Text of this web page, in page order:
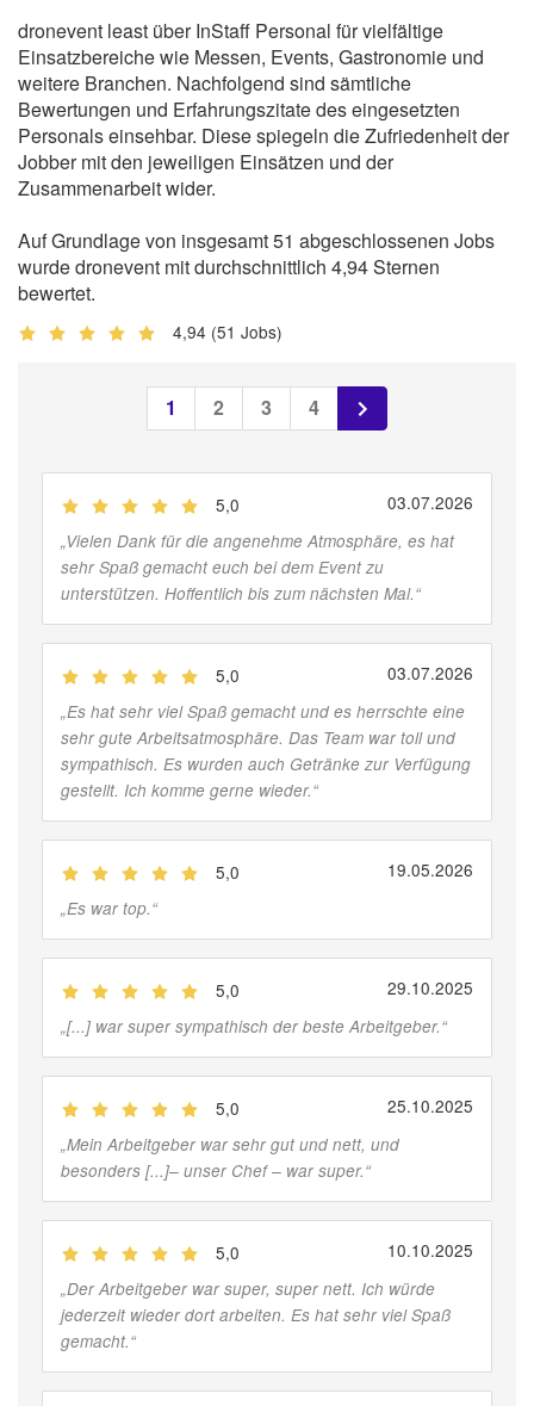
dronevent least über InStaff Personal für vielfältige
Einsatzbereiche wie Messen, Events, Gastronomie und
weitere Branchen. Nachfolgend sind sämtliche
Bewertungen und Erfahrungszitate des eingesetzten
Personals einsehbar. Diese spiegeln die Zufriedenheit der
Jobber mit den jeweiligen Einsätzen und der
Zusammenarbeit wider.
Auf Grundlage von insgesamt 51 abgeschlossenen Jobs
wurde dronevent mit durchschnittlich 4,94 Sternen
bewertet.
4,94 (51 Jobs)
1 2 3 4
5,0 03.07.2026
„Vielen Dank für die angenehme Atmosphäre, es hat
sehr Spaß gemacht euch bei dem Event zu
unterstützen. Hoffentlich bis zum nächsten Mal.“
5,0 03.07.2026
„Es hat sehr viel Spaß gemacht und es herrschte eine
sehr gute Arbeitsatmosphäre. Das Team war toll und
sympathisch. Es wurden auch Getränke zur Verfügung
gestellt. Ich komme gerne wieder.“
5,0 19.05.2026
„Es war top.“
5,0 29.10.2025
„[...] war super sympathisch der beste Arbeitgeber.“
5,0 25.10.2025
„Mein Arbeitgeber war sehr gut und nett, und
besonders [...]– unser Chef – war super.“
5,0 10.10.2025
„Der Arbeitgeber war super, super nett. Ich würde
jederzeit wieder dort arbeiten. Es hat sehr viel Spaß
gemacht.“